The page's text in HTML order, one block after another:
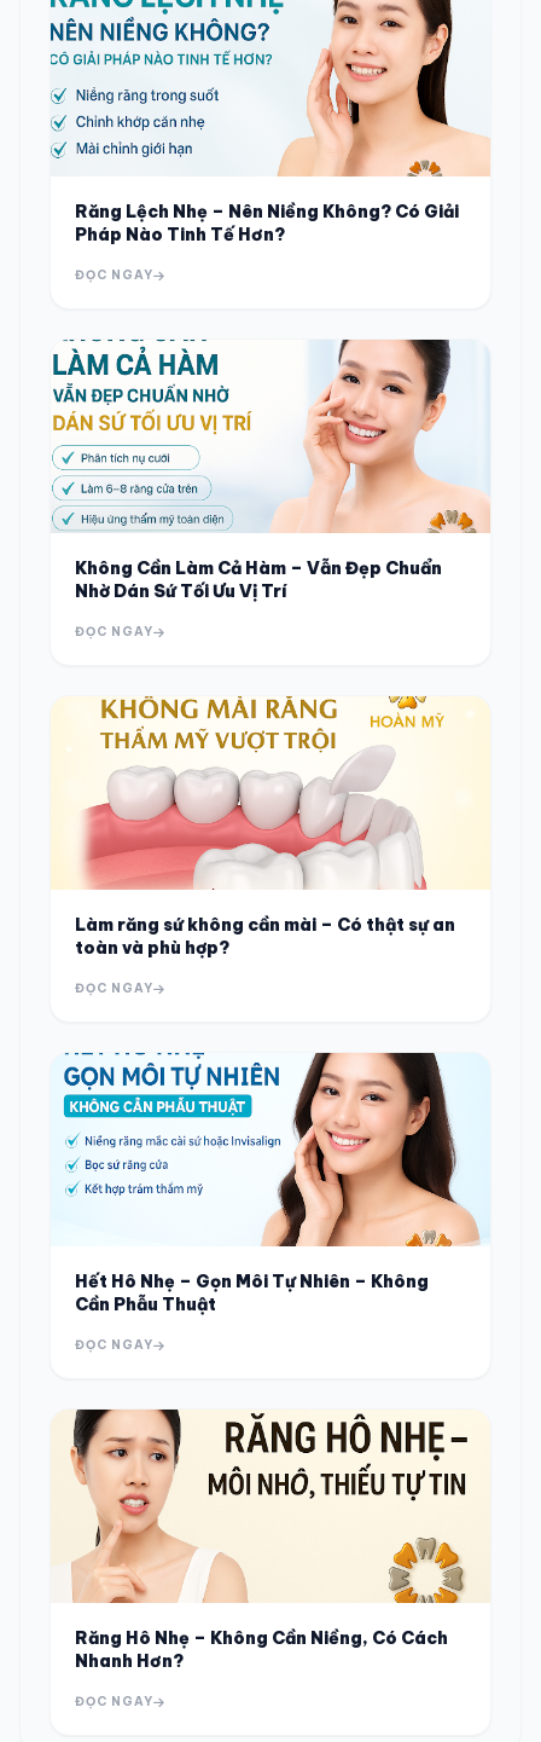
Răng Lệch Nhẹ – Nên Niềng Không? Có Giải
Pháp Nào Tinh Tế Hơn?
ĐỌC NGAY
Không Cần Làm Cả Hàm – Vẫn Đẹp Chuẩn
Nhờ Dán Sứ Tối Ưu Vị Trí
ĐỌC NGAY
Làm răng sứ không cần mài – Có thật sự an
toàn và phù hợp?
ĐỌC NGAY
Hết Hô Nhẹ – Gọn Môi Tự Nhiên – Không
Cần Phẫu Thuật
ĐỌC NGAY
Răng Hô Nhẹ – Không Cần Niềng, Có Cách
Nhanh Hơn?
ĐỌC NGAY